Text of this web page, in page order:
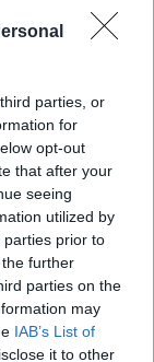
parties, or
for
opt-out
that after your
seeing
utilized by
parties prior to
further
parties on the
may
IAB’s List of
it to other
cygar, w
Wiktora
na
co
ich